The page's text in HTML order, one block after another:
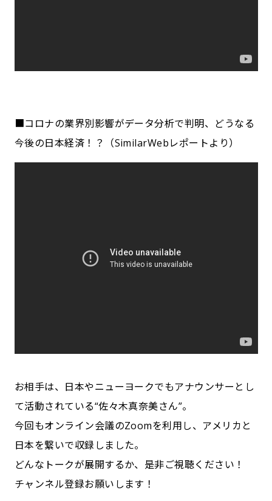
■コロナの業界別影響がデータ分析で判明、どうなる
今後の日本経済！？（SimilarWebレポートより）
お相手は、日本やニューヨークでもアナウンサーとし
て活動されている“佐々木真奈美さん”。
今回もオンライン会議のZoomを利用し、アメリカと
日本を繋いで収録しました。
どんなトークが展開するか、是非ご視聴ください！
チャンネル登録お願いします！